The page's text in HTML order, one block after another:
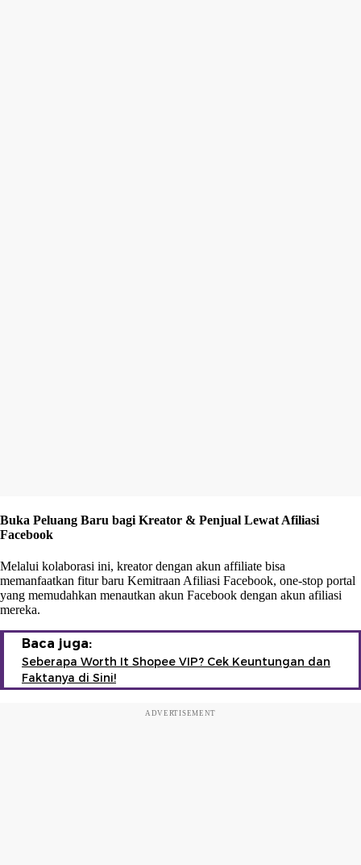
Buka Peluang Baru bagi Kreator & Penjual Lewat Afiliasi
Facebook
Melalui kolaborasi ini, kreator dengan akun affiliate bisa
memanfaatkan fitur baru Kemitraan Afiliasi Facebook, one-stop portal
yang memudahkan menautkan akun Facebook dengan akun afiliasi
mereka.
Baca juga:
Seberapa Worth It Shopee VIP? Cek Keuntungan dan
Faktanya di Sini!
ADVERTISEMENT